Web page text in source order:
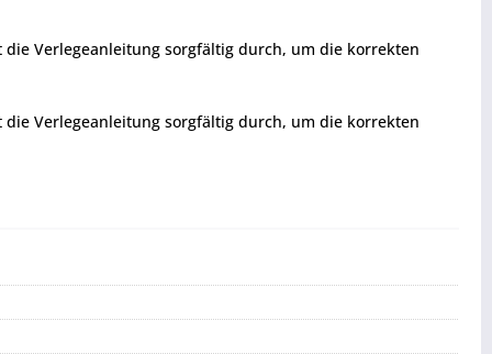
Verlegeanleitung sorgfältig durch, um die korrekten
Verlegeanleitung sorgfältig durch, um die korrekten